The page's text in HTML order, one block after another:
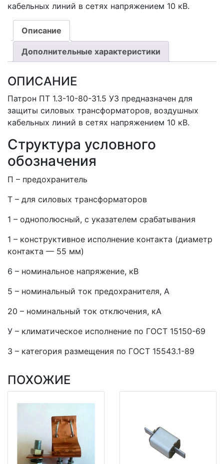
кабельных линий в сетях напряжением 10 кВ.
Описание
Дополнительные характеристики
ОПИСАНИЕ
Патрон ПТ 1.3-10-80-31.5 У3 предназначен для
защиты силовых трансформаторов, воздушных
кабельных линий в сетях напряжением 10 кВ.
Структура условного
обозначения
П – предохранитель
Т – для силовых трансформаторов
1 – однополюсный, с указателем срабатывания
1 – конструктивное исполнение контакта (диаметр
контакта — 55 мм)
6 – номинальное напряжение, кВ
5 – номинальный ток предохранителя, А
20 – номинальный ток отключения, кА
У – климатическое исполнение по ГОСТ 15150-69
3 – категория размещения по ГОСТ 15543.1-89
ПОХОЖИЕ